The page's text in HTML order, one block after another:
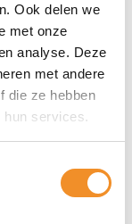
Ook delen we
met onze
analyse. Deze
met andere
die ze hebben
services.
|